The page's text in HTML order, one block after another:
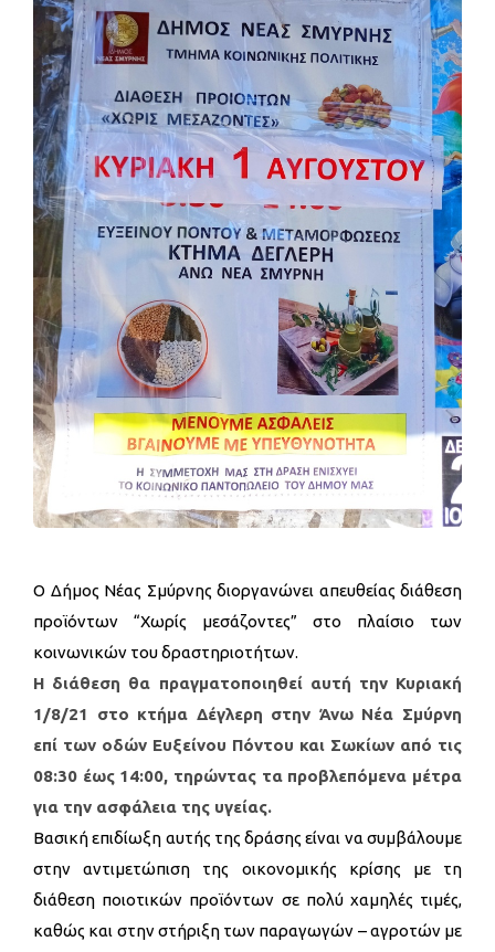
Ο Δήμος Νέας Σμύρνης διοργανώνει απευθείας διάθεση
προϊόντων “Χωρίς μεσάζοντες” στο πλαίσιο των
κοινωνικών του δραστηριοτήτων.
Η διάθεση θα πραγματοποιηθεί αυτή την Κυριακή
1/8/21 στο κτήμα Δέγλερη στην Άνω Νέα Σμύρνη
επί των οδών Ευξείνου Πόντου και Σωκίων από τις
08:30 έως 14:00, τηρώντας τα προβλεπόμενα μέτρα
για την ασφάλεια της υγείας.
Βασική επιδίωξη αυτής της δράσης είναι να συμβάλουμε
στην αντιμετώπιση της οικονομικής κρίσης με τη
διάθεση ποιοτικών προϊόντων σε πολύ χαμηλές τιμές,
καθώς και στην στήριξη των παραγωγών – αγροτών με